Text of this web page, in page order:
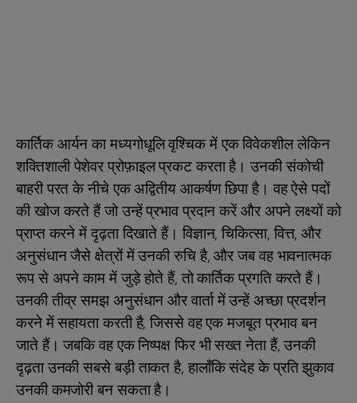
कार्तिक आर्यन का मध्यगोधूलि वृश्चिक में एक विवेकशील लेकिन
शक्तिशाली पेशेवर प्रोफ़ाइल प्रकट करता है। उनकी संकोची
बाहरी परत के नीचे एक अद्वितीय आकर्षण छिपा है। वह ऐसे पदों
की खोज करते हैं जो उन्हें प्रभाव प्रदान करें और अपने लक्ष्यों को
प्राप्त करने में दृढ़ता दिखाते हैं। विज्ञान, चिकित्सा, वित्त, और
अनुसंधान जैसे क्षेत्रों में उनकी रुचि है, और जब वह भावनात्मक
रूप से अपने काम में जुड़े होते हैं, तो कार्तिक प्रगति करते हैं।
उनकी तीव्र समझ अनुसंधान और वार्ता में उन्हें अच्छा प्रदर्शन
करने में सहायता करती है, जिससे वह एक मजबूत प्रभाव बन
जाते हैं। जबकि वह एक निष्पक्ष फिर भी सख्त नेता हैं, उनकी
दृढ़ता उनकी सबसे बड़ी ताकत है, हालाँकि संदेह के प्रति झुकाव
उनकी कमजोरी बन सकता है।